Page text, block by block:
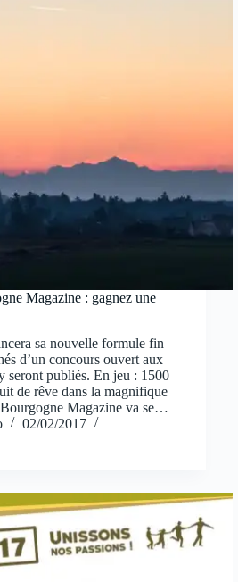
Magazine : gagnez une
sa nouvelle formule fin
d’un concours ouvert aux
seront publiés. En jeu : 1500
de rêve dans la magnifique
Magazine va se…
02/02/2017